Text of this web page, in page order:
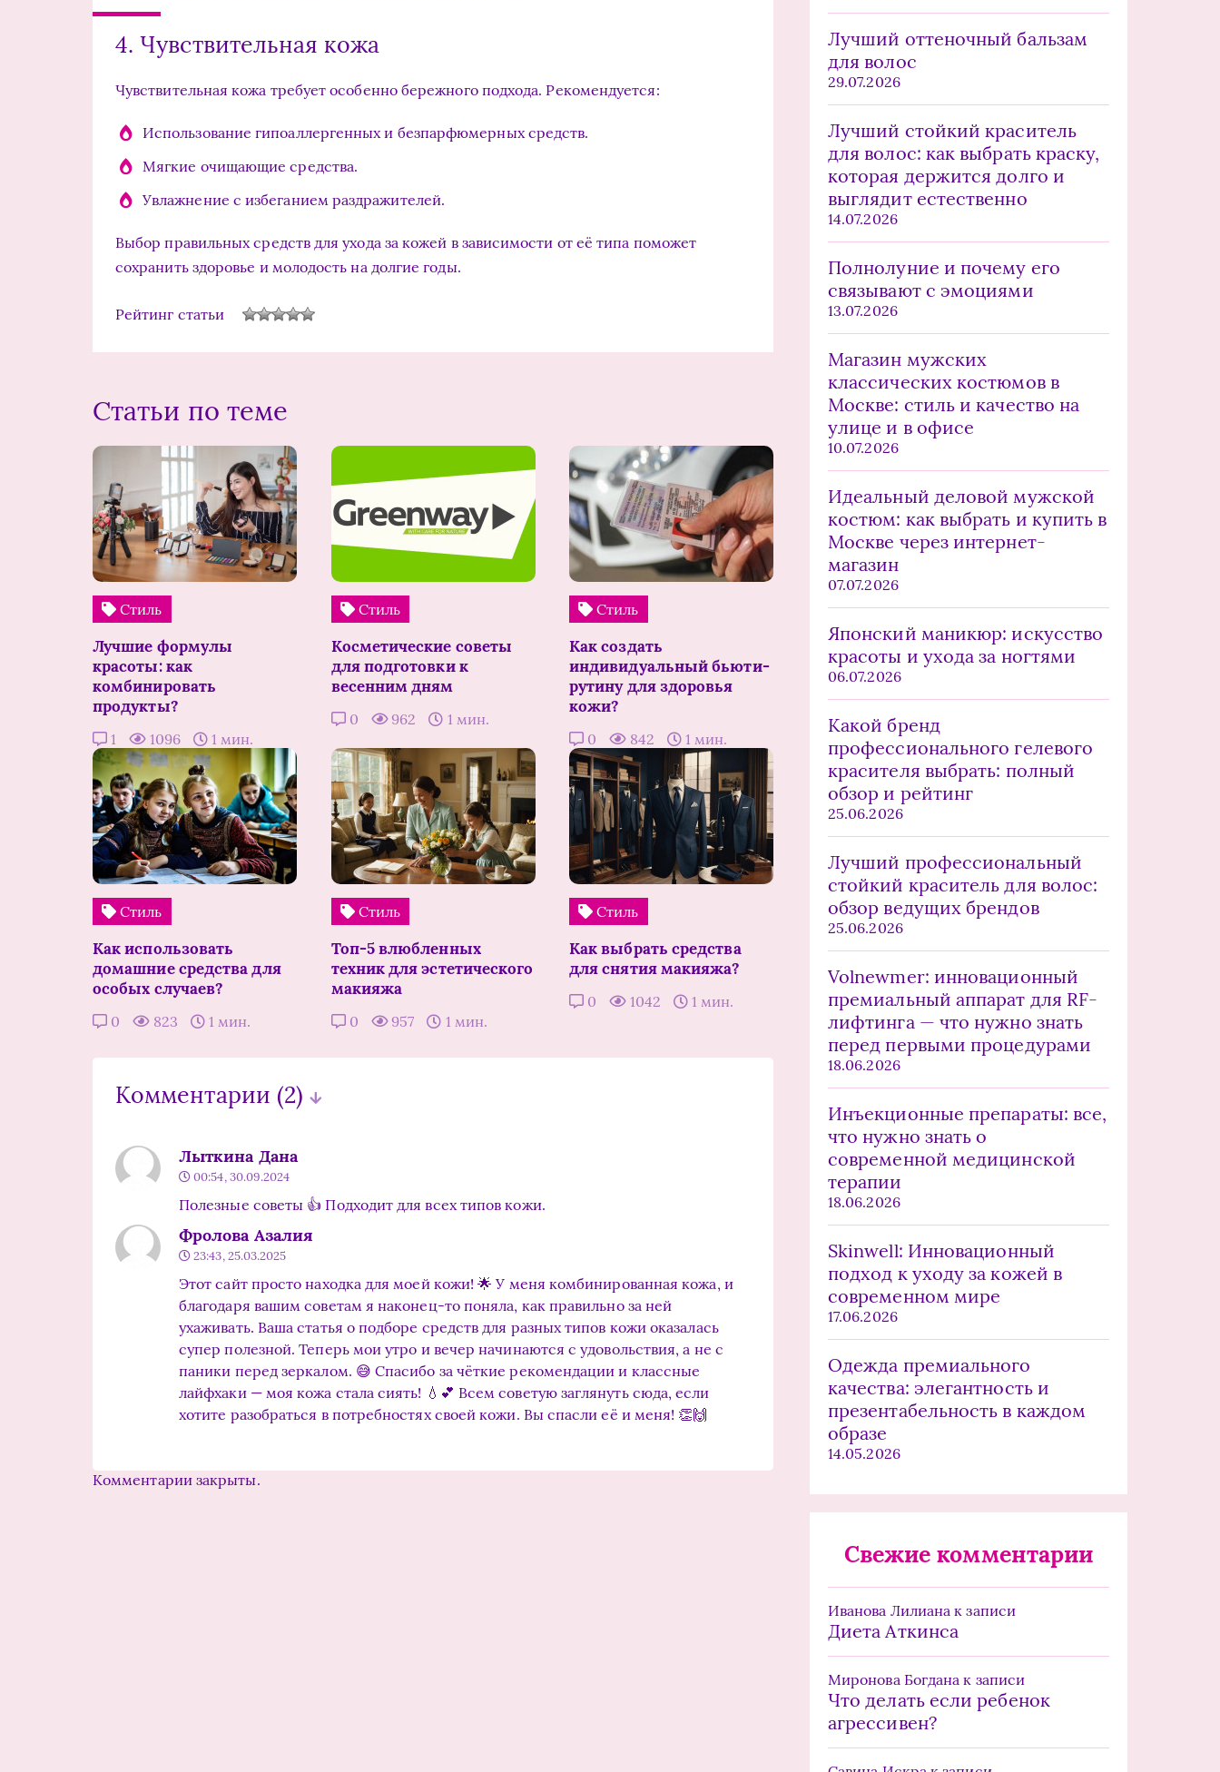
4. Чувствительная кожа
Чувствительная кожа требует особенно бережного подхода. Рекомендуется:
Использование гипоаллергенных и безпарфюмерных средств.
Мягкие очищающие средства.
Увлажнение с избеганием раздражителей.
Выбор правильных средств для ухода за кожей в зависимости от её типа поможет
сохранить здоровье и молодость на долгие годы.
Рейтинг статьи
Статьи по теме
Стиль
Лучшие формулы
красоты: как
комбинировать
продукты?
1 1096 1 мин.
Стиль
Косметические советы
для подготовки к
весенним дням
0 962 1 мин.
Стиль
Как создать
индивидуальный бьюти-
рутину для здоровья
кожи?
0 842 1 мин.
Стиль
Как использовать
домашние средства для
особых случаев?
0 823 1 мин.
Стиль
Топ-5 влюбленных
техник для эстетического
макияжа
0 957 1 мин.
Стиль
Как выбрать средства
для снятия макияжа?
0 1042 1 мин.
Комментарии (2)
Лыткина Дана
00:54, 30.09.2024
Полезные советы 👍 Подходит для всех типов кожи.
Фролова Азалия
23:43, 25.03.2025
Этот сайт просто находка для моей кожи! 🌟 У меня комбинированная кожа, и
благодаря вашим советам я наконец-то поняла, как правильно за ней
ухаживать. Ваша статья о подборе средств для разных типов кожи оказалась
супер полезной. Теперь мои утро и вечер начинаются с удовольствия, а не с
паники перед зеркалом. 😅 Спасибо за чёткие рекомендации и классные
лайфхаки — моя кожа стала сиять! 💧💕 Всем советую заглянуть сюда, если
хотите разобраться в потребностях своей кожи. Вы спасли её и меня! 👏🙌
Комментарии закрыты.
Лучший оттеночный бальзам
для волос
29.07.2026
Лучший стойкий краситель
для волос: как выбрать краску,
которая держится долго и
выглядит естественно
14.07.2026
Полнолуние и почему его
связывают с эмоциями
13.07.2026
Магазин мужских
классических костюмов в
Москве: стиль и качество на
улице и в офисе
10.07.2026
Идеальный деловой мужской
костюм: как выбрать и купить в
Москве через интернет-
магазин
07.07.2026
Японский маникюр: искусство
красоты и ухода за ногтями
06.07.2026
Какой бренд
профессионального гелевого
красителя выбрать: полный
обзор и рейтинг
25.06.2026
Лучший профессиональный
стойкий краситель для волос:
обзор ведущих брендов
25.06.2026
Volnewmer: инновационный
премиальный аппарат для RF-
лифтинга — что нужно знать
перед первыми процедурами
18.06.2026
Инъекционные препараты: все,
что нужно знать о
современной медицинской
терапии
18.06.2026
Skinwell: Инновационный
подход к уходу за кожей в
современном мире
17.06.2026
Одежда премиального
качества: элегантность и
презентабельность в каждом
образе
14.05.2026
Свежие комментарии
Иванова Лилиана к записи
Диета Аткинса
Миронова Богдана к записи
Что делать если ребенок
агрессивен?